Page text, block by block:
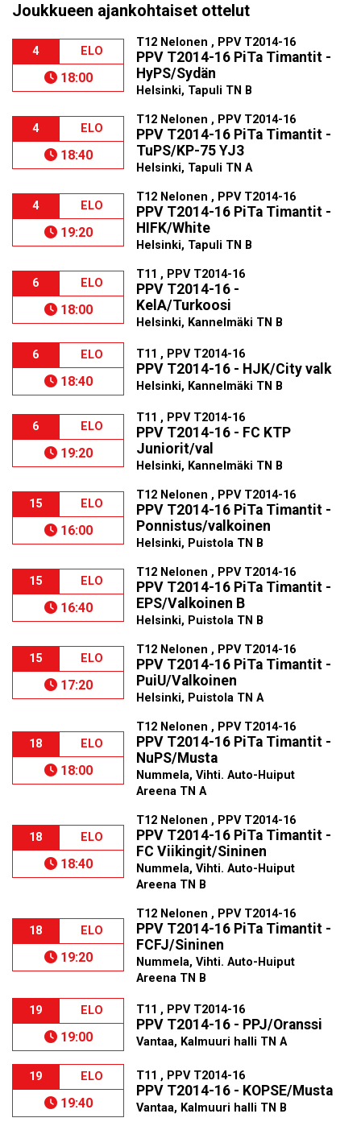
Joukkueen ajankohtaiset ottelut
4 ELO
18:00
T12 Nelonen , PPV T2014-16
PPV T2014-16 PiTa Timantit -
HyPS/Sydän
Helsinki, Tapuli TN B
4 ELO
18:40
T12 Nelonen , PPV T2014-16
PPV T2014-16 PiTa Timantit -
TuPS/KP-75 YJ3
Helsinki, Tapuli TN A
4 ELO
19:20
T12 Nelonen , PPV T2014-16
PPV T2014-16 PiTa Timantit -
HIFK/White
Helsinki, Tapuli TN B
6 ELO
18:00
T11 , PPV T2014-16
PPV T2014-16 -
KelA/Turkoosi
Helsinki, Kannelmäki TN B
6 ELO
18:40
T11 , PPV T2014-16
PPV T2014-16 - HJK/City valk
Helsinki, Kannelmäki TN B
6 ELO
19:20
T11 , PPV T2014-16
PPV T2014-16 - FC KTP
Juniorit/val
Helsinki, Kannelmäki TN B
15 ELO
16:00
T12 Nelonen , PPV T2014-16
PPV T2014-16 PiTa Timantit -
Ponnistus/valkoinen
Helsinki, Puistola TN B
15 ELO
16:40
T12 Nelonen , PPV T2014-16
PPV T2014-16 PiTa Timantit -
EPS/Valkoinen B
Helsinki, Puistola TN B
15 ELO
17:20
T12 Nelonen , PPV T2014-16
PPV T2014-16 PiTa Timantit -
PuiU/Valkoinen
Helsinki, Puistola TN A
18 ELO
18:00
T12 Nelonen , PPV T2014-16
PPV T2014-16 PiTa Timantit -
NuPS/Musta
Nummela, Vihti. Auto-Huiput
Areena TN A
18 ELO
18:40
T12 Nelonen , PPV T2014-16
PPV T2014-16 PiTa Timantit -
FC Viikingit/Sininen
Nummela, Vihti. Auto-Huiput
Areena TN B
18 ELO
19:20
T12 Nelonen , PPV T2014-16
PPV T2014-16 PiTa Timantit -
FCFJ/Sininen
Nummela, Vihti. Auto-Huiput
Areena TN B
19 ELO
19:00
T11 , PPV T2014-16
PPV T2014-16 - PPJ/Oranssi
Vantaa, Kalmuuri halli TN A
19 ELO
19:40
T11 , PPV T2014-16
PPV T2014-16 - KOPSE/Musta
Vantaa, Kalmuuri halli TN B